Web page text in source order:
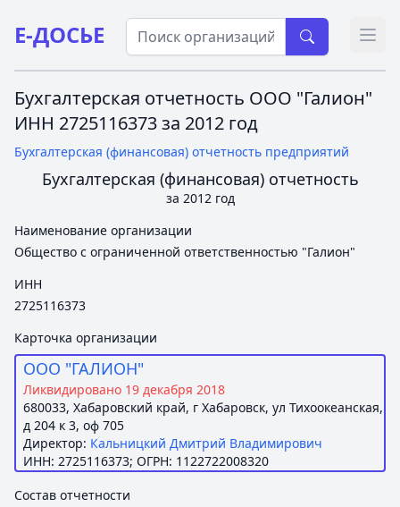
Е-ДОСЬЕ
Бухгалтерская отчетность ООО "Галион"
ИНН 2725116373 за 2012 год
Бухгалтерская (финансовая) отчетность предприятий
Бухгалтерская (финансовая) отчетность
за 2012 год
Наименование организации
Общество с ограниченной ответственностью "Галион"
ИНН
2725116373
Карточка организации
ООО "ГАЛИОН"
Ликвидировано 19 декабря 2018
680033, Хабаровский край, г Хабаровск, ул Тихоокеанская,
д 204 к 3, оф 705
Директор: Кальницкий Дмитрий Владимирович
ИНН: 2725116373; ОГРН: 1122722008320
Состав отчетности